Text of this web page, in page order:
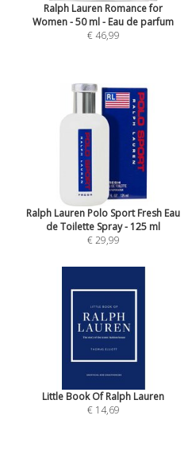
Ralph Lauren Romance for
Women - 50 ml - Eau de parfum
€ 46,99
Ralph Lauren Polo Sport Fresh Eau
de Toilette Spray - 125 ml
€ 29,99
Little Book Of Ralph Lauren
€ 14,69